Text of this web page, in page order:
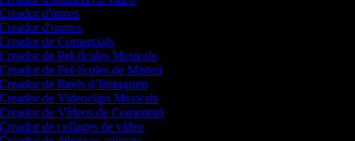
d'intros
d'outros
de Comercials
de Pel·lícules Musicals
de Pel·lícules de Misteri
de Reels d’Instagram
de Videoclips Musicals
de Vídeos de Comentari
de collages de vídeo